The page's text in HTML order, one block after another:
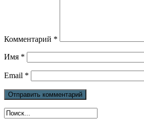
Комментарий *
Имя *
Email *